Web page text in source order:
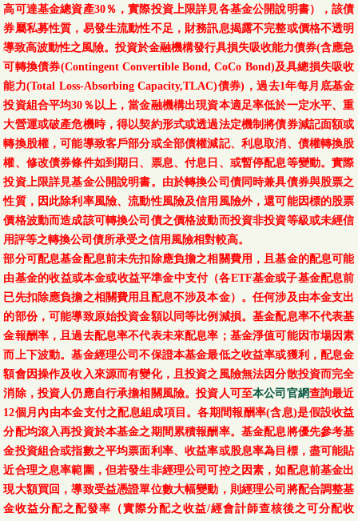
高可達基金總資產30％，實際投資上限詳見各基金公開說明書），該債
券屬私募性質，易發生流動性不足，財務訊息揭露不完整或價格不透明
導致高波動性之風險。投資於金融機構發行具損失吸收能力債券(含應急
可轉換債券(Contingent Convertible Bond, CoCo Bond)及具總損失吸收
能力(Total Loss-Absorbing Capacity,TLAC)債券)，過去1年每月底基金
投資組合平均30％以上，當金融機構出現資本適足率低於一定水平、重
大營運或破產危機時，得以契約形式或透過法定機制將債券減記面額或
轉換股權，可能導致客戶部分或全部債權減記、利息取消、債權轉換股
權、修改債券條件如到期日、票息、付息日、或暫停配息等變動。實際
投資上限詳見基金公開說明書。由於轉換公司債同時兼具債券與股票之
性質，因此除利率風險、流動性風險及信用風險外，還可能因標的股票
價格波動而造成該可轉換公司債之價格波動而投資非投資等級或未經信
用評等之轉換公司債所承受之信用風險相對較高。
部分可配息基金配息前未先扣除應負擔之相關費用，且基金的配息可能
由基金的收益或本金或收益平準金中支付（各ETF基金或子基金配息前
已先扣除應負擔之相關費用且配息不涉及本金）。任何涉及由本金支出
的部份，可能導致原始投資金額以同等比例減損。基金配息率不代表基
金報酬率，且過去配息率不代表未來配息率；基金淨值可能因市場因素
而上下波動。基金經理公司不保證本基金最低之收益率或獲利，配息金
額會因操作及收入來源而有變化，且投資之風險無法因分散投資而完全
消除，投資人仍應自行承擔相關風險。投資人可至本公司官網查詢最近
12個月內由本金支付之配息組成項目。各期間報酬率(含息)是假設收益
分配均滾入再投資於本基金之期間累積報酬率。基金配息將優先參考基
金投資組合或指數之平均票面利率、收益率或股息率為目標，盡可能貼
近合理之息率範圍，但若發生非經理公司可控之因素，如配息前基金出
現大額買回，導致受益憑證單位數大幅變動，則經理公司將配合調整基
金收益分配之配發率（實際分配之收益/經會計師查核後之可分配收